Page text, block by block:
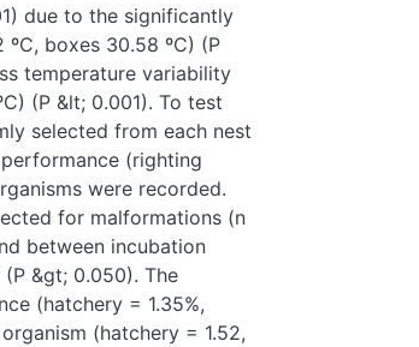
due to the significantly
boxes 30.58 ºC) (P
temperature variability
(P &lt; 0.001). To test
selected from each nest
(righting
were recorded.
for malformations (n
between incubation
&gt; 0.050). The
(hatchery = 1.35%,
(hatchery = 1.52,